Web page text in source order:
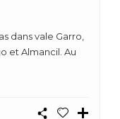
dans vale Garro,
et Almancil. Au